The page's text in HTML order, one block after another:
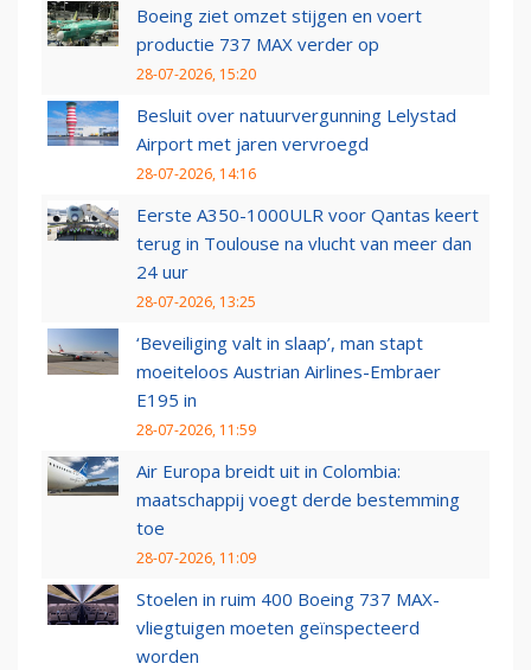
Boeing ziet omzet stijgen en voert
productie 737 MAX verder op
28-07-2026, 15:20
Besluit over natuurvergunning Lelystad
Airport met jaren vervroegd
28-07-2026, 14:16
Eerste A350-1000ULR voor Qantas keert
terug in Toulouse na vlucht van meer dan
24 uur
28-07-2026, 13:25
‘Beveiliging valt in slaap’, man stapt
moeiteloos Austrian Airlines-Embraer
E195 in
28-07-2026, 11:59
Air Europa breidt uit in Colombia:
maatschappij voegt derde bestemming
toe
28-07-2026, 11:09
Stoelen in ruim 400 Boeing 737 MAX-
vliegtuigen moeten geïnspecteerd
worden